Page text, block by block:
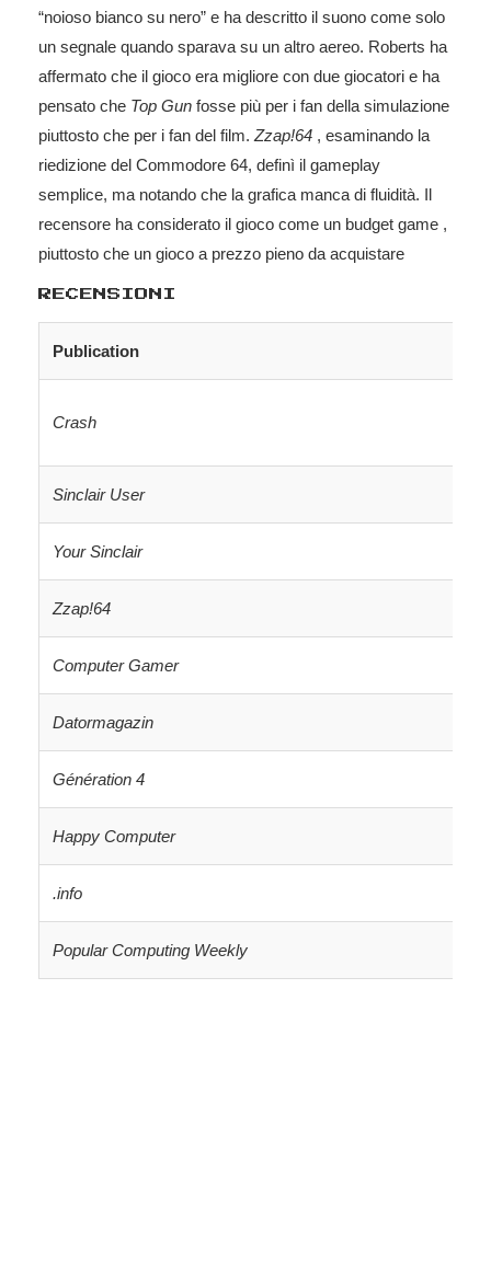
“noioso bianco su nero” e ha descritto il suono come solo
un segnale quando sparava su un altro aereo. Roberts ha
affermato che il gioco era migliore con due giocatori e ha
pensato che Top Gun fosse più per i fan della simulazione
piuttosto che per i fan del film. Zzap!64 , esaminando la
riedizione del Commodore 64, definì il gameplay
semplice, ma notando che la grafica manca di fluidità. Il
recensore ha considerato il gioco come un budget game ,
piuttosto che un gioco a prezzo pieno da acquistare
RECENSIONI
Publication
Crash
Sinclair User
Your Sinclair
Zzap!64
Computer Gamer
Datormagazin
Génération 4
Happy Computer
.info
Popular Computing Weekly